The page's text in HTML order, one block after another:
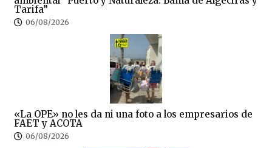
Tarifa”
06/08/2026
«La OPE» no les da ni una foto a los empresarios de
FAET y ACOTA
06/08/2026